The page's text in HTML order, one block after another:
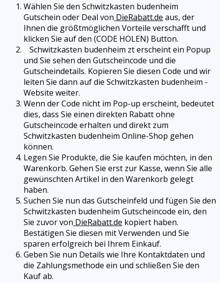
Wählen Sie den Schwitzkasten budenheim
Gutschein oder Deal von DieRabatt.de aus, der
Ihnen die größtmöglichen Vorteile verschafft und
klicken Sie auf den (CODE HOLEN) Button.
Schwitzkasten budenheim zt erscheint ein Popup
und Sie sehen den Gutscheincode und die
Gutscheindetails. Kopieren Sie diesen Code und wir
leiten Sie dann auf die Schwitzkasten budenheim -
Website weiter.
Wenn der Code nicht im Pop-up erscheint, bedeutet
dies, dass Sie einen direkten Rabatt ohne
Gutscheincode erhalten und direkt zum
Schwitzkasten budenheim Online-Shop gehen
können.
Legen Sie Produkte, die Sie kaufen möchten, in den
Warenkorb. Gehen Sie erst zur Kasse, wenn Sie alle
gewünschten Artikel in den Warenkorb gelegt
haben.
Suchen Sie nun das Gutscheinfeld und fügen Sie den
Schwitzkasten budenheim Gutscheincode ein, den
Sie zuvor von DieRabatt.de kopiert haben.
Bestätigen Sie diesen mit Verwenden und Sie
sparen erfolgreich bei Ihrem Einkauf.
Geben Sie nun Details wie Ihre Kontaktdaten und
die Zahlungsmethode ein und schließen Sie den
Kauf ab.